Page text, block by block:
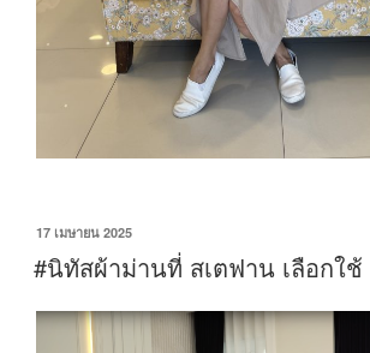
17 เมษายน 2025
#นิทัสผ้าม่านที่ สเตฟาน เลือกใช้